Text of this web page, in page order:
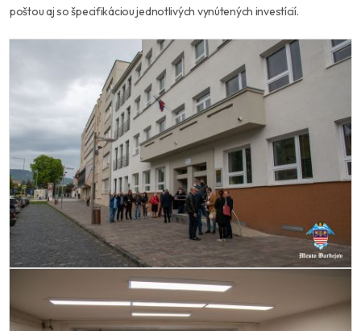
poštou aj so špecifikáciou jednotlivých vynútených investícií.